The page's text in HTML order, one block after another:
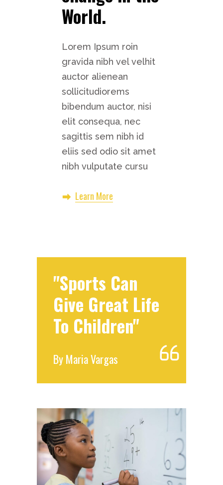
World.
Lorem Ipsum roin
gravida nibh vel velhit
auctor alienean
sollicitudiorems
bibendum auctor, nisi
elit consequa, nec
sagittis sem nibh id
eliis sed odio sit amet
nibh vulputate cursu
Learn More
"Sports Can
Give Great Life
To Children"
ByMaria Vargas